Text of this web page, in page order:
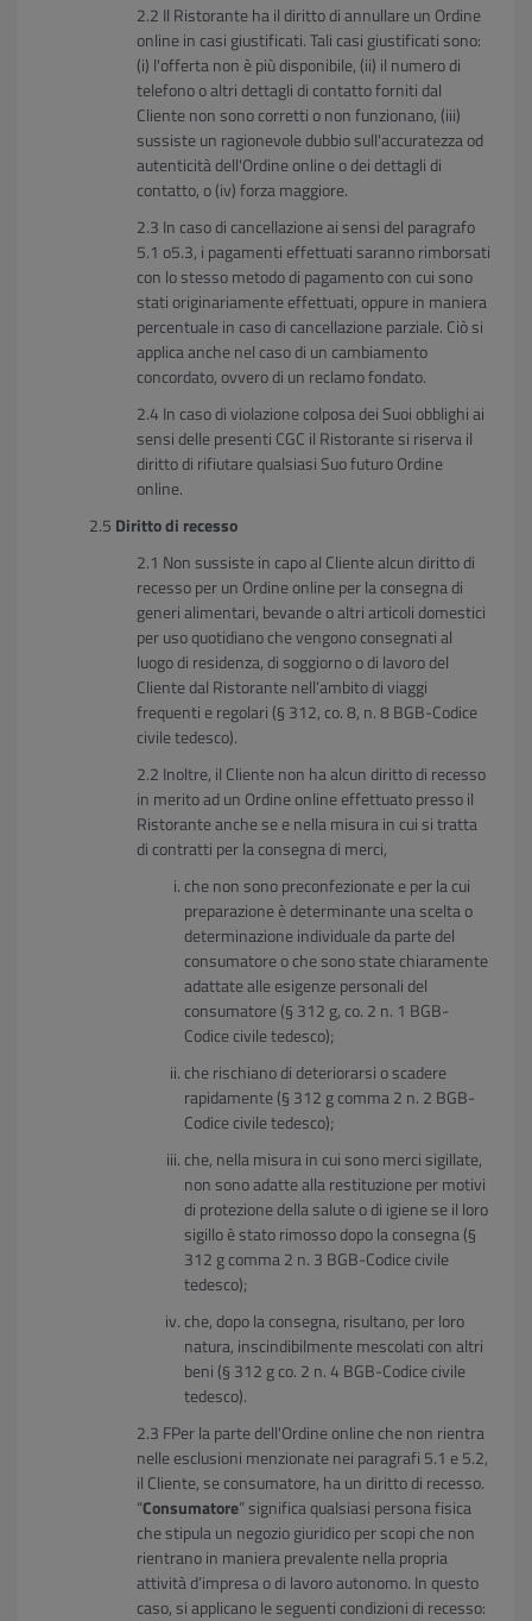
Il Ristorante ha il diritto di annullare un Ordine
online in casi giustificati. Tali casi giustificati sono:
(i) l'offerta non è più disponibile, (ii) il numero di
telefono o altri dettagli di contatto forniti dal
Cliente non sono corretti o non funzionano, (iii)
sussiste un ragionevole dubbio sull'accuratezza od
autenticità dell'Ordine online o dei dettagli di
contatto, o (iv) forza maggiore.
In caso di cancellazione ai sensi del paragrafo
5.1 o5.3, i pagamenti effettuati saranno rimborsati
con lo stesso metodo di pagamento con cui sono
stati originariamente effettuati, oppure in maniera
percentuale in caso di cancellazione parziale. Ciò si
applica anche nel caso di un cambiamento
concordato, ovvero di un reclamo fondato.
In caso di violazione colposa dei Suoi obblighi ai
sensi delle presenti CGC il Ristorante si riserva il
diritto di rifiutare qualsiasi Suo futuro Ordine
online.
Diritto di recesso
Non sussiste in capo al Cliente alcun diritto di
recesso per un Ordine online per la consegna di
generi alimentari, bevande o altri articoli domestici
per uso quotidiano che vengono consegnati al
luogo di residenza, di soggiorno o di lavoro del
Cliente dal Ristorante nell’ambito di viaggi
frequenti e regolari (§ 312, co. 8, n. 8 BGB-Codice
civile tedesco).
Inoltre, il Cliente non ha alcun diritto di recesso
in merito ad un Ordine online effettuato presso il
Ristorante anche se e nella misura in cui si tratta
di contratti per la consegna di merci,
che non sono preconfezionate e per la cui
preparazione è determinante una scelta o
determinazione individuale da parte del
consumatore o che sono state chiaramente
adattate alle esigenze personali del
consumatore (§ 312 g, co. 2 n. 1 BGB-
Codice civile tedesco);
che rischiano di deteriorarsi o scadere
rapidamente (§ 312 g comma 2 n. 2 BGB-
Codice civile tedesco);
che, nella misura in cui sono merci sigillate,
non sono adatte alla restituzione per motivi
di protezione della salute o di igiene se il loro
sigillo è stato rimosso dopo la consegna (§
312 g comma 2 n. 3 BGB-Codice civile
tedesco);
che, dopo la consegna, risultano, per loro
natura, inscindibilmente mescolati con altri
beni (§ 312 g co. 2 n. 4 BGB-Codice civile
tedesco).
FPer la parte dell'Ordine online che non rientra
nelle esclusioni menzionate nei paragrafi 5.1 e 5.2,
il Cliente, se consumatore, ha un diritto di recesso.
“Consumatore” significa qualsiasi persona fisica
che stipula un negozio giuridico per scopi che non
rientrano in maniera prevalente nella propria
attività d’impresa o di lavoro autonomo. In questo
caso, si applicano le seguenti condizioni di recesso: